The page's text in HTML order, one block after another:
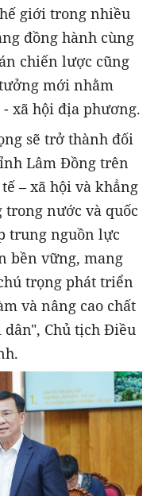
giới trong nhiều
đồng hành cùng
chiến lược cũng
mới nhằm
xã hội địa phương.
sẽ trở thành đối
Lâm Đồng trên
– xã hội và khẳng
nước và quốc
trung nguồn lực
bền vững, mang
trọng phát triển
và nâng cao chất
dân", Chủ tịch Điều